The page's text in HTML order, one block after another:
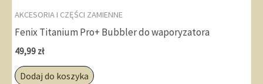
AKCESORIA I CZĘŚCI ZAMIENNE
Fenix Titanium Pro+ Bubbler do waporyzatora
49,99 zł
Dodaj do koszyka